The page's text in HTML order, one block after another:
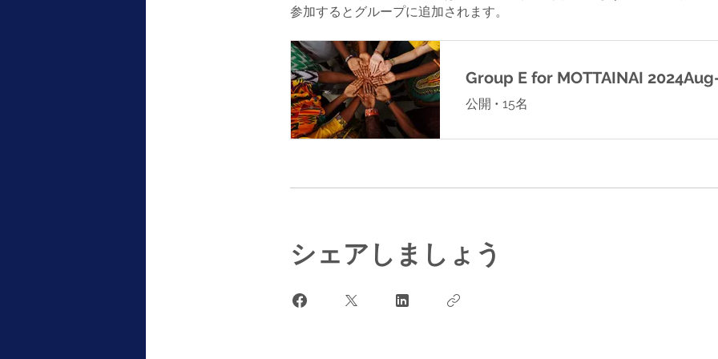
参加するとグループに追加されます。
Group E for MOTTAINAI
公開 • 15名
シェアしましょう